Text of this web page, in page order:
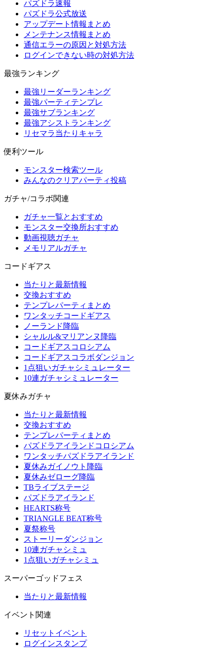
パズドラ速報
パズドラ公式放送
アップデート情報まとめ
メンテナンス情報まとめ
通信エラーの原因と対処方法
ログインできない時の対処方法
最強ランキング
最強リーダーランキング
最強パーティテンプレ
最強サブランキング
最強アシストランキング
リセマラ当たりキャラ
便利ツール
モンスター検索ツール
みんなのクリアパーティ投稿
ガチャ/コラボ関連
ガチャ一覧とおすすめ
モンスター交換所おすすめ
動画視聴ガチャ
メモリアルガチャ
コードギアス
当たりと最新情報
交換おすすめ
テンプレパーティまとめ
ワンタッチコードギアス
ノーランド降臨
シャルル&マリアンヌ降臨
コードギアスコロシアム
コードギアスコラボダンジョン
1点狙いガチャシミュレーター
10連ガチャシミュレーター
夏休みガチャ
当たりと最新情報
交換おすすめ
テンプレパーティまとめ
パズドラアイランドコロシアム
ワンタッチパズドラアイランド
夏休みガイノウト降臨
夏休みゼローグ降臨
TBライブステージ
パズドラアイランド
HEARTS称号
TRIANGLE BEAT称号
夏祭称号
ストーリーダンジョン
10連ガチャシミュ
1点狙いガチャシミュ
スーパーゴッドフェス
当たりと最新情報
イベント関連
リセットイベント
ログインスタンプ